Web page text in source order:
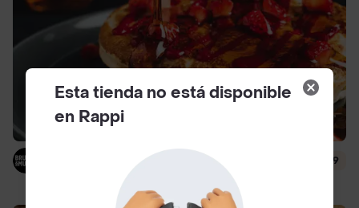
Brunch & Munch
$ 4000
4.9
Esta tienda no está disponible
en Rappi